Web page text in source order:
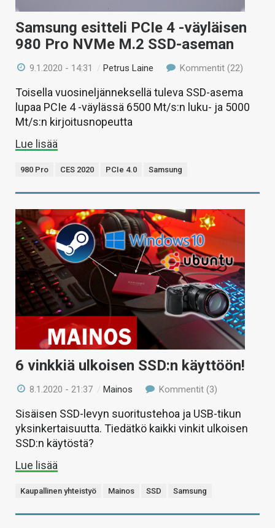
Samsung esitteli PCIe 4 -väyläisen
980 Pro NVMe M.2 SSD-aseman
9.1.2020 - 14:31 /Petrus Laine Kommentit (22)
Toisella vuosineljänneksellä tuleva SSD-asema
lupaa PCIe 4 -väylässä 6500 Mt/s:n luku- ja 5000
Mt/s:n kirjoitusnopeutta
Lue lisää
980 Pro CES 2020 PCIe 4.0 Samsung
6 vinkkiä ulkoisen SSD:n käyttöön!
8.1.2020 - 21:37 /Mainos Kommentit (3)
Sisäisen SSD-levyn suoritustehoa ja USB-tikun
yksinkertaisuutta. Tiedätkö kaikki vinkit ulkoisen
SSD:n käytöstä?
Lue lisää
Kaupallinen yhteistyö Mainos SSD Samsung